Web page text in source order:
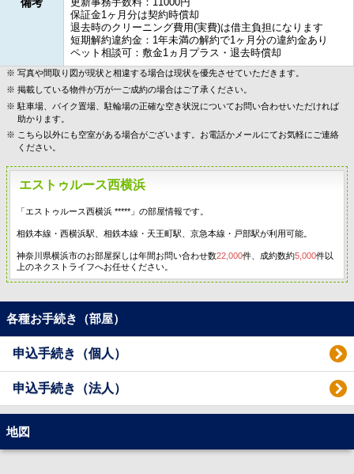
保証金1ヶ月分は契約時償却
退去時のクリーニング費用(実費)は借主負担になります
短期解約違約金：1年未満の解約で1ヶ月分の違約金あり
ペット相談可：敷金1ヵ月プラス・退去時償却
写真や間取り図が現状と相違する場合は現状を優先させていただきます。
掲載している物件が万が一ご成約の場合はご了承ください。
駐車場、バイク置場、駐輪場の正確な空き状況についてお問い合わせいただければ
助かります。
こちら以外にも空室がある場合がございます。お電話かメールにてお気軽にご連絡
ください。
エストゥルース西横浜
「エストゥルース西横浜 *****」の部屋情報です。
相鉄本線・西横浜駅、相鉄本線・天王町駅、京急本線・戸部駅が利用可能。
神奈川県横浜市のお部屋探しは年間お問い合わせ数22,000件、成約数約5,000件以
上のネクストライフへお任せください。
各種お手続き（部屋）
申込手続き（個人）
申込手続き（法人）
地図